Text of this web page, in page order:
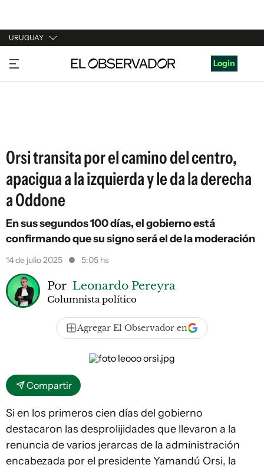
URUGUAY
URUGUAY
ARGENTINA
Login
Orsi transita por el camino del centro,
apacigua a la izquierda y le da la derecha
a Oddone
En sus segundos 100 días, el gobierno está
confirmando que su signo será el de la moderación
14 de julio 2025 5:05 hs
Por Leonardo Pereyra
Columnista político
Agregar El Observador en
Compartir
Si en los primeros cien días del gobierno
destacaron las desprolijidades que llevaron a la
renuncia de varios jerarcas de la administración
encabezada por el presidente Yamandú Orsi, la